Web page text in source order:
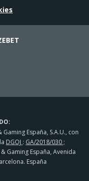
España, S.A.U., con
DGOJ : GA/2018/030 ;
Gaming España, Avenida
España